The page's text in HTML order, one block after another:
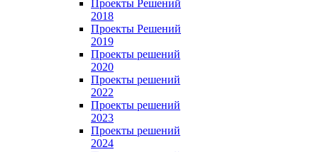
Проекты Решений
2018
Проекты Решений
2019
Проекты решений
2020
Проекты решений
2022
Проекты решений
2023
Проекты решений
2024